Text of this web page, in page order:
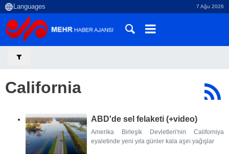
7 Ağu 2026
California
ABD'de sel felaketi (+video)
Amerika Birleşik Devletleri'nin Californiya
eyaletinde yeni yıla günler kala aşırı yağışlar